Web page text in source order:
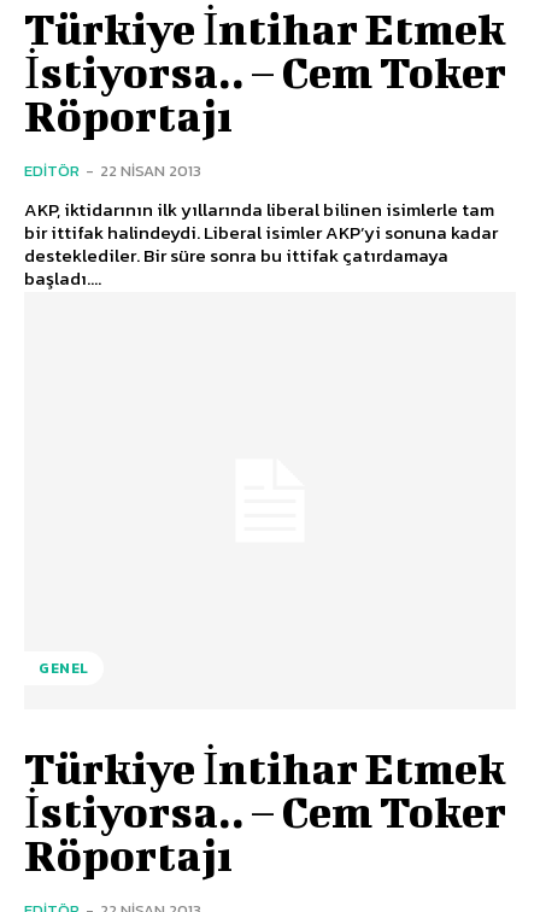
Türkiye İntihar Etmek
İstiyorsa.. – Cem Toker
Röportajı
EDITÖR - 22 NISAN 2013
AKP, iktidarının ilk yıllarında liberal bilinen isimlerle tam
bir ittifak halindeydi. Liberal isimler AKP’yi sonuna kadar
desteklediler. Bir süre sonra bu ittifak çatırdamaya
başladı....
GENEL
Türkiye İntihar Etmek
İstiyorsa.. – Cem Toker
Röportajı